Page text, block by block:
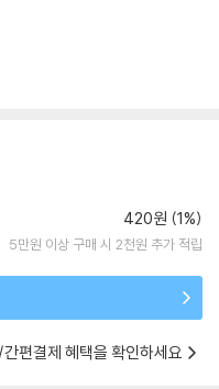
420원 (1%)
5만원 이상 구매 시 2천원 추가 적립
편결제 혜택을 확인하세요